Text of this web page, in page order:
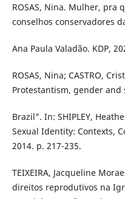
ROSAS, Nina. Mulher, pra
conselhos conservadores
Ana Paula Valadão. KDP,
ROSAS, Nina; CASTRO,
Protestantism, gender and
Brazil”. In: SHIPLEY,
Sexual Identity: Contexts,
2014. p. 217-235.
TEIXEIRA, Jacqueline
direitos reprodutivos na